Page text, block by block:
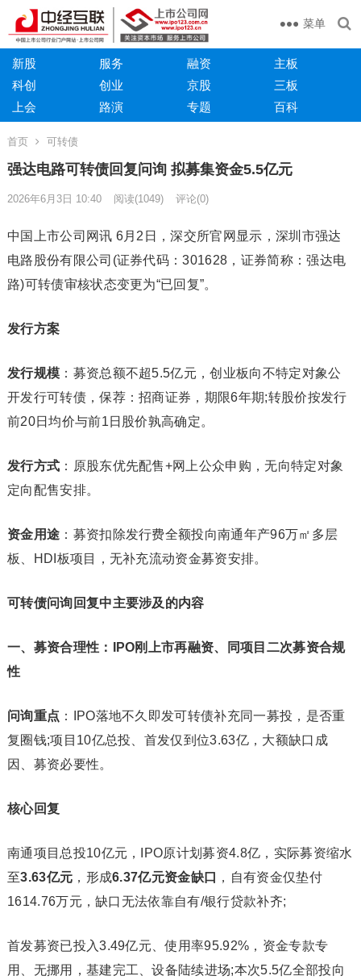
菜单
新股 服务 融资
主板
科创
创业 京股
三板
上会
路演 专题 百科
首页 可转债
强达电路可转债回复问询 拟募集资金5.5亿元
2026年6月3日 10:40 阅读(1049) 评论(0)
中国上市公司网讯 6月2日，深交所官网显示，深圳市强达
电路股份有限公司(证券代码：301628，证券简称：强达电
路)可转债审核状态变更为“已回复”。
发行方案
发行规模 ：募资总额不超5.5亿元，创业板向不特定对象公
开发行可转债，保荐：招商证券，期限6年期;转股价按发行
前20日均价与前1日股价孰高确定。
发行方式 ：原股东优先配售+网上公众申购，无向特定对象
定向配售安排。
资金用途 ：募资扣除发行费全额投向南通年产96万㎡多层
板、HDI板项目，无补充流动资金募资安排。
可转债问询回复中主要涉及的内容
一、募资合理性：IPO刚上市再融资、同项目二次募资合规
性
问询重点 ：IPO落地不久即发可转债补充同一募投，是否重
复圈钱;项目10亿总投、首发仅到位3.63亿，大额缺口成
因、募资必要性。
核心回复
南通项目总投10亿元，IPO原计划募资4.8亿，实际募资缩水
至3.63亿元 ，形成6.37亿元资金缺口
，自有资金仅垫付
1614.76万元，缺口无法依靠自有/银行贷款补齐;
首发募资已投入3.49亿元、使用率95.92%，资金专款专
用、无挪用，基建完工、设备陆续进场;本次5.5亿全部投向